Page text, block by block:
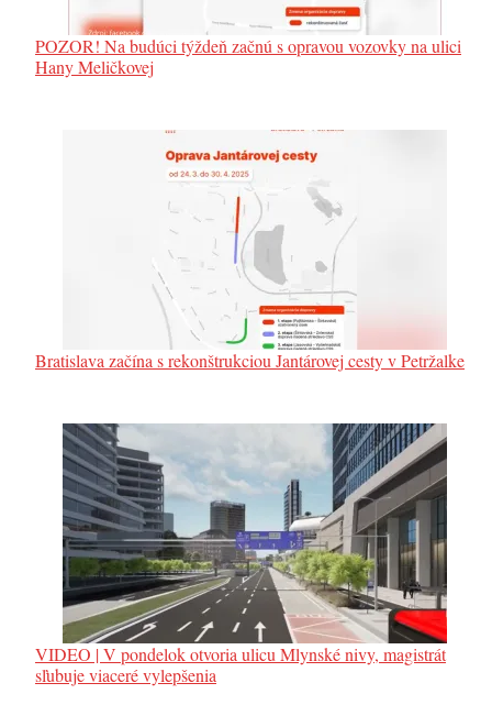
POZOR! Na budúci týždeň začnú s opravou vozovky na ulici
Hany Meličkovej
Bratislava začína s rekonštrukciou Jantárovej cesty v Petržalke
VIDEO | V pondelok otvoria ulicu Mlynské nivy, magistrát
sľubuje viaceré vylepšenia